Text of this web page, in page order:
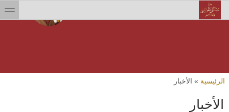
إلى المحتوى الرئيسي
Skip to
toggle
هنا
الرئيسية»الأخبار
الأخبار